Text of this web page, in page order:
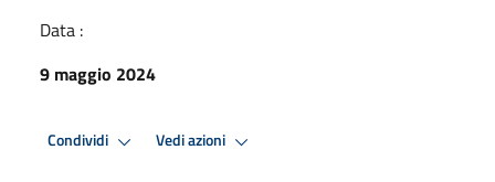
Data :
9 maggio 2024
Condividi Vedi azioni